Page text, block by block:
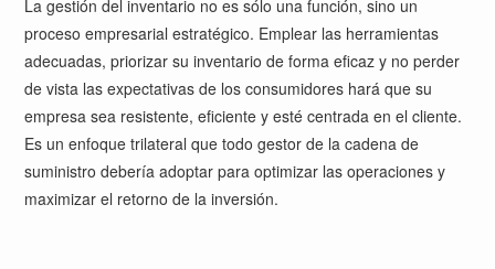
La gestión del inventario no es sólo una función, sino un
proceso empresarial estratégico. Emplear las herramientas
adecuadas, priorizar su inventario de forma eficaz y no perder
de vista las expectativas de los consumidores hará que su
empresa sea resistente, eficiente y esté centrada en el cliente.
Es un enfoque trilateral que todo gestor de la cadena de
suministro debería adoptar para optimizar las operaciones y
maximizar el retorno de la inversión.